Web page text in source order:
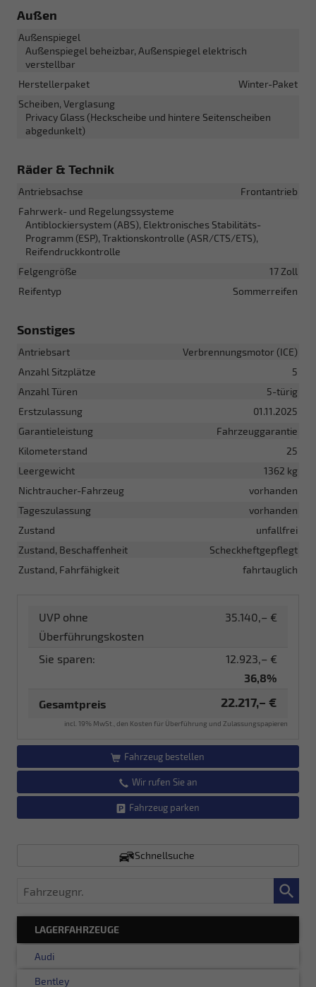
Außen
Außenspiegel
Außenspiegel beheizbar, Außenspiegel elektrisch
verstellbar
Herstellerpaket
Winter-Paket
Scheiben, Verglasung
Privacy Glass (Heckscheibe und hintere Seitenscheiben
abgedunkelt)
Räder & Technik
Antriebsachse
Frontantrieb
Fahrwerk- und Regelungssysteme
Antiblockiersystem (ABS), Elektronisches Stabilitäts-
Programm (ESP), Traktionskontrolle (ASR/CTS/ETS),
Reifendruckkontrolle
Felgengröße
17 Zoll
Reifentyp
Sommerreifen
Sonstiges
Antriebsart
Verbrennungsmotor (ICE)
Anzahl Sitzplätze
5
Anzahl Türen
5-türig
Erstzulassung
01.11.2025
Garantieleistung
Fahrzeuggarantie
Kilometerstand
25
Leergewicht
1362 kg
Nichtraucher-Fahrzeug
vorhanden
Tageszulassung
vorhanden
Zustand
unfallfrei
Zustand, Beschaffenheit
Scheckheftgepflegt
Zustand, Fahrfähigkeit
fahrtauglich
UVP ohne
Überführungskosten
35.140,– €
Sie sparen:
12.923,– €
36,8%
Gesamtpreis
22.217,– €
incl. 19% MwSt., den Kosten für Überführung und Zulassungspapieren
Fahrzeug bestellen
Wir rufen Sie an
Fahrzeug parken
Schnellsuche
Fahrzeugnr.
LAGERFAHRZEUGE
Audi
Bentley